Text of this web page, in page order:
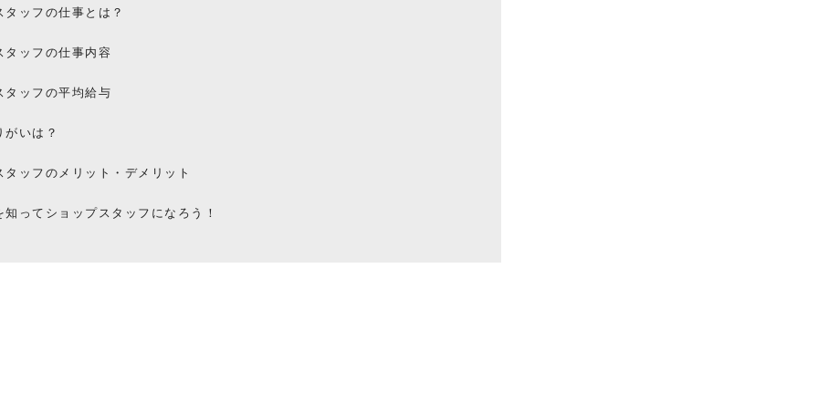
タッフの仕事とは？
タッフの仕事内容
タッフの平均給与
がいは？
タッフのメリット・デメリット
知ってショップスタッフになろう！